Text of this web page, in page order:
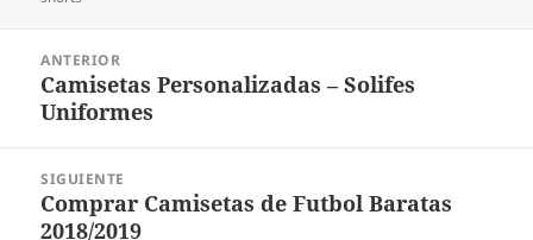
entradas
ANTERIOR
Entrada
anterior:
Camisetas Personalizadas – Solifes
Uniformes
SIGUIENTE
Entrada
siguiente:
Comprar Camisetas de Futbol Baratas
2018/2019